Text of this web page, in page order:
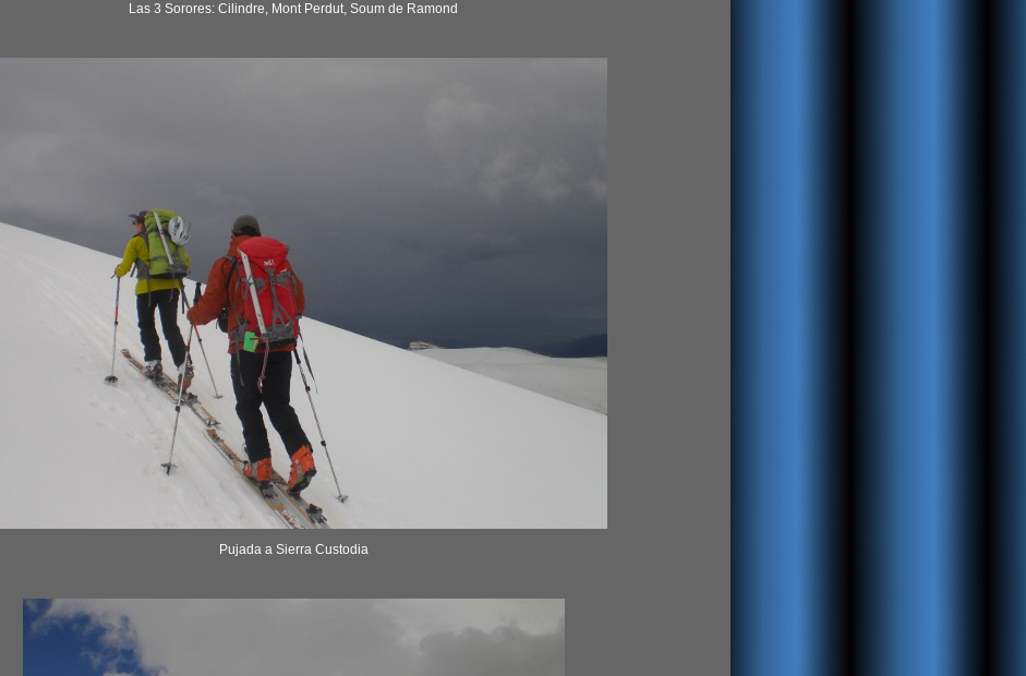
Las 3 Sorores: Cilindre, Mont Perdut, Soum de Ramond
Pujada a Sierra Custodia